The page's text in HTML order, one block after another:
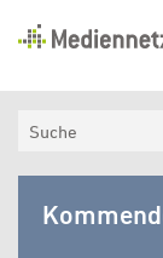
Hamburg
Aktuelles
Hamburg